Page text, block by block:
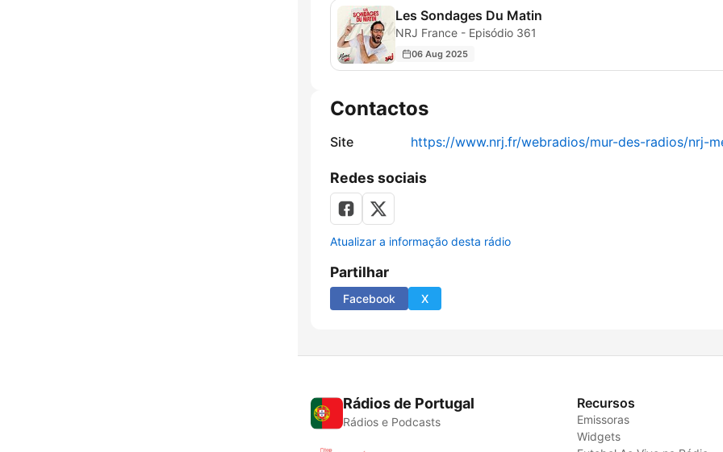
Les Sondages Du Matin
NRJ France - Episódio 361
06 Aug 2025
Contactos
Site https://www.nrj.fr/webradios/mur-des-radios/nrj-
Redes sociais
Atualizar a informação desta rádio
Partilhar
Facebook X
Rádios de Portugal
Rádios e Podcasts
Recursos
Emissoras
Widgets